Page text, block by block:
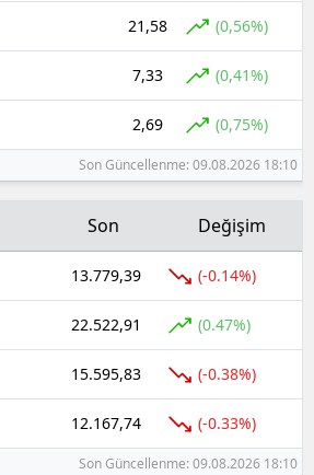
Iğdır
Yalova
Karabük
Kilis
Düzce
21,58 (0,56%)
7,33 (0,41%)
2,69 (0,75%)
Son Güncellenme: 09.08.2026 18:10
Son Değişim
13.779,39 (-0.14%)
22.522,91 (0.47%)
15.595,83 (-0.38%)
12.167,74 (-0.33%)
Son Güncellenme: 09.08.2026 18:10